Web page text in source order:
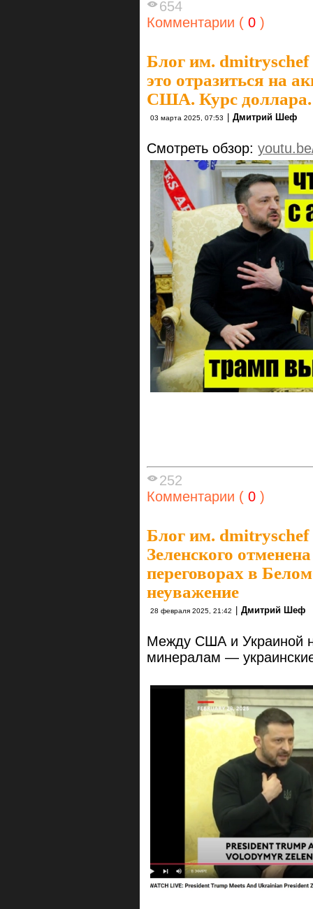
654
Комментарии ( 0 )
Блог им. dmitryschef
это отразиться на
США. Курс доллара.
03 марта 2025, 07:53 Дмитрий Шеф
Смотреть обзор:
252
Комментарии ( 0 )
Блог им. dmitryschef
Зеленского
переговорах в
неуважение
28 февраля 2025, 21:42 Дмитрий Шеф
Между США и Украиной
минералам —